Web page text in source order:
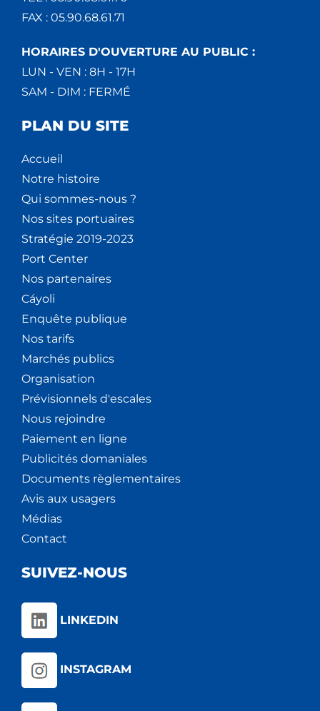
FAX : 05.90.68.61.71
HORAIRES D'OUVERTURE AU PUBLIC :
LUN - VEN : 8H - 17H
SAM - DIM : FERMÉ
PLAN DU SITE
Accueil
Notre histoire
Qui sommes-nous ?
Nos sites portuaires
Stratégie 2019-2023
Port Center
Nos partenaires
Cáyoli
Enquête publique
Nos tarifs
Marchés publics
Organisation
Prévisionnels d'escales
Nous rejoindre
Paiement en ligne
Publicités domaniales
Documents règlementaires
Avis aux usagers
Médias
Contact
SUIVEZ-NOUS
LINKEDIN
INSTAGRAM